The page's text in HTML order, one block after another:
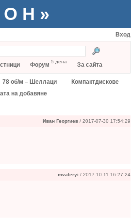
Вход
Форум 5 дена За сайта
78 об/м – Шеллаци
Компактдискове
на добавяне
Иван Георгиев / 2017-07-30 17:54:29
mvaleryi / 2017-10-11 16:27:24